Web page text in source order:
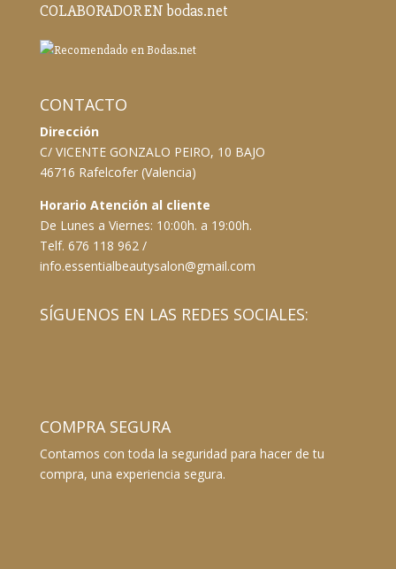
COLABORADOR EN bodas.net
CONTACTO
Dirección
C/ VICENTE GONZALO PEIRO, 10 BAJO
46716 Rafelcofer (Valencia)
Horario Atención al cliente
De Lunes a Viernes: 10:00h. a 19:00h.
Telf. 676 118 962 /
info.essentialbeautysalon@gmail.com
SÍGUENOS EN LAS REDES SOCIALES:
COMPRA SEGURA
Contamos con toda la seguridad para hacer de tu
compra, una experiencia segura.